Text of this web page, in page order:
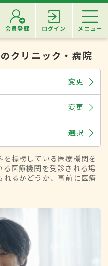
会員登録 ログイン メニュー
のクリニック・病院
変更
変更
選択
標榜している医療機関を
医療機関を受診される場
るかどうか、事前に医療